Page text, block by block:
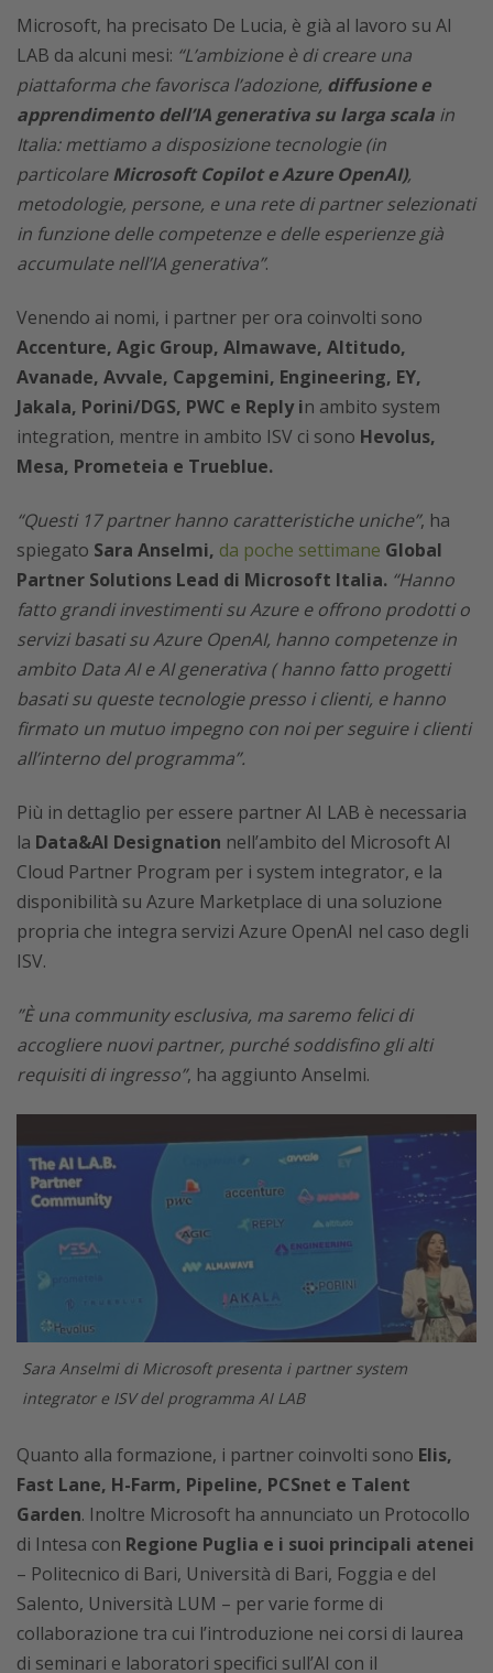
Microsoft, ha precisato De Lucia, è già al lavoro su AI
LAB da alcuni mesi: “L’ambizione è di creare una
piattaforma che favorisca l’adozione, diffusione e
apprendimento dell’IA generativa su larga scala in
Italia: mettiamo a disposizione tecnologie (in
particolareMicrosoft Copilot e Azure OpenAI),
metodologie, persone, e una rete di partner selezionati
in funzione delle competenze e delle esperienze già
accumulate nell’IA generativa”.
Venendo ai nomi, i partner per ora coinvolti sono
Accenture, Agic Group, Almawave, Altitudo,
Avanade, Avvale, Capgemini, Engineering, EY,
Jakala, Porini/DGS, PWC e Reply in ambito system
integration, mentre in ambito ISV ci sono Hevolus,
Mesa, Prometeia e Trueblue.
“Questi 17 partner hanno caratteristiche uniche”, ha
spiegato Sara Anselmi, da poche settimane Global
Partner Solutions Lead di Microsoft Italia. “Hanno
fatto grandi investimenti su Azure e offrono prodotti o
servizi basati su Azure OpenAI, hanno competenze in
ambito Data AI e AI generativa ( hanno fatto progetti
basati su queste tecnologie presso i clienti, e hanno
firmato un mutuo impegno con noi per seguire i clienti
all’interno del programma”.
Più in dettaglio per essere partner AI LAB è necessaria
la Data&AI Designation nell’ambito del Microsoft AI
Cloud Partner Program per i system integrator, e la
disponibilità su Azure Marketplace di una soluzione
propria che integra servizi Azure OpenAI nel caso degli
ISV.
”È una community esclusiva, ma saremo felici di
accogliere nuovi partner, purché soddisfino gli alti
requisiti di ingresso”, ha aggiunto Anselmi.
Sara Anselmi di Microsoft presenta i partner system
integrator e ISV del programma AI LAB
Quanto alla formazione, i partner coinvolti sono Elis,
Fast Lane, H-Farm, Pipeline, PCSnet e Talent
Garden. Inoltre Microsoft ha annunciato un Protocollo
di Intesa con Regione Puglia e i suoi principali atenei
– Politecnico di Bari, Università di Bari, Foggia e del
Salento, Università LUM – per varie forme di
collaborazione tra cui l’introduzione nei corsi di laurea
di seminari e laboratori specifici sull’AI con il